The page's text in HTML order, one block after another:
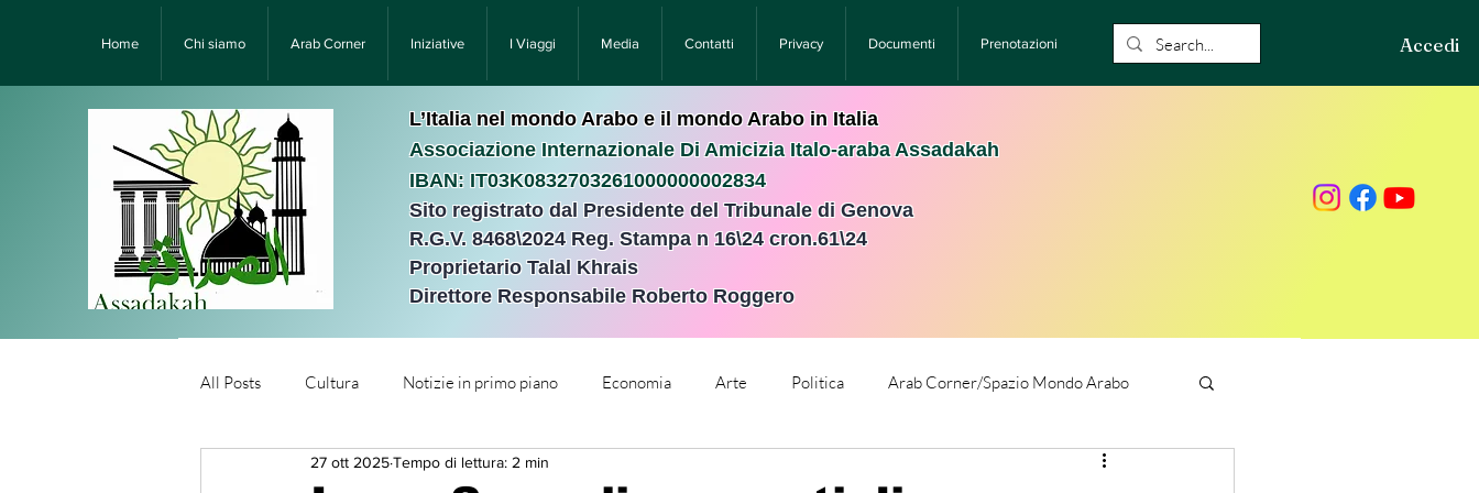
Home Chi siamo Arab Corner Iniziative I Viaggi Media Contatti Privacy Documenti Prenotazioni Accedi
L’Italia nel mondo Arabo e il mondo Arabo in Italia
Associazione Internazionale Di Amicizia Italo-araba Assadakah
IBAN: IT03K0832703261000000002834
Sito registrato dal Presidente del Tribunale di Genova
R.G.V. 8468\2024 Reg. Stampa n 16\24 cron.61\24 ​
Proprietario Talal Khrais
Direttore Responsabile Roberto Roggero
All Posts Cultura Notizie in primo piano Economia Arte Politica Arab Corner/Spazio Mondo Arabo
Նորություններ/Notizie Armene Comunicati Stampa
27 ott 2025Tempo di lettura: 2 min